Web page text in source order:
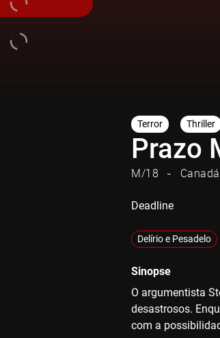
Terror Thriller
Prazo
M/18 Canadá
Deadline
Delírio e Pesadelo
Sinopse
O argumentista
desastrosos.
com a